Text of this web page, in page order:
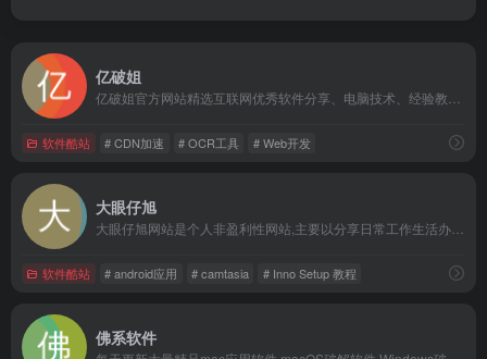
亿破姐
软件酷站 # CDN加速 # OCR工具 # Web开发
大眼仔旭
软件酷站 # android应用 # camtasia # Inno Setup 教程
佛系软件